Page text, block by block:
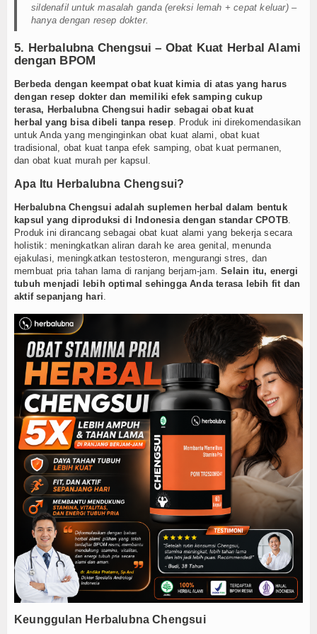
sildenafil untuk masalah ganda (ereksi lemah + cepat keluar) –
hanya dengan resep dokter.
5. Herbalubna Chengsui – Obat Kuat Herbal Alami
dengan BPOM
Berbeda dengan keempat obat kuat kimia di atas yang harus
dengan resep dokter dan memiliki efek samping cukup
terasa, Herbalubna Chengsui hadir sebagai obat kuat
herbal yang bisa dibeli tanpa resep. Produk ini direkomendasikan
untuk Anda yang menginginkan obat kuat alami, obat kuat
tradisional, obat kuat tanpa efek samping, obat kuat permanen,
dan obat kuat murah per kapsul.
Apa Itu Herbalubna Chengsui?
Herbalubna Chengsui adalah suplemen herbal dalam bentuk
kapsul yang diproduksi di Indonesia dengan standar CPOTB.
Produk ini dirancang sebagai obat kuat alami yang bekerja secara
holistik: meningkatkan aliran darah ke area genital, menunda
ejakulasi, meningkatkan testosteron, mengurangi stres, dan
membuat pria tahan lama di ranjang berjam-jam.Selain itu, energi
tubuh menjadi lebih optimal sehingga Anda terasa lebih fit dan
aktif sepanjang hari.
Keunggulan Herbalubna Chengsui